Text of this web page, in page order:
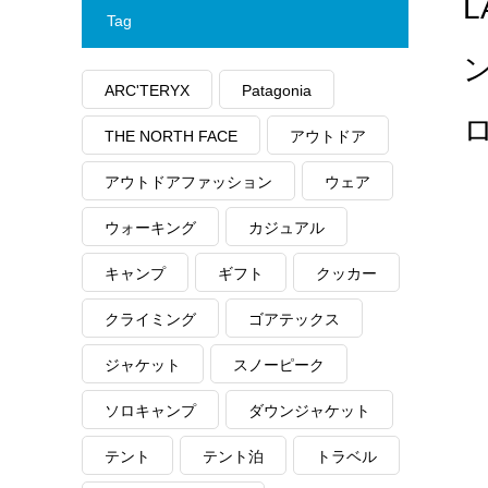
Tag
ARC'TERYX Patagonia
THE NORTH FACE アウトドア
アウトドアファッション ウェア
ウォーキング カジュアル
キャンプ ギフト クッカー
クライミング ゴアテックス
ジャケット スノーピーク
ソロキャンプ ダウンジャケット
テント テント泊 トラベル